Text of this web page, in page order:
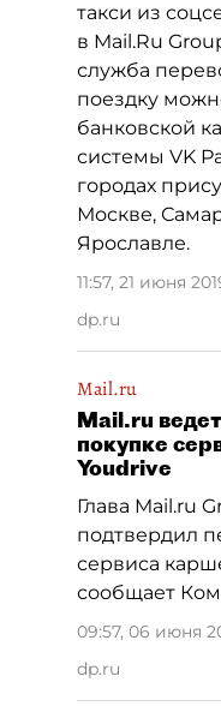
такси из
в Mail.Ru
служба
поездку
банковской
системы VK
городах
Москве,
Ярославле.
11:57, 21 июня
dp.ru
Mail.ru
Mail.ru
покупке
Youdrive
Глава Mail.ru
подтвердил
сервиса
сообщает
09:57, 06 июня
dp.ru